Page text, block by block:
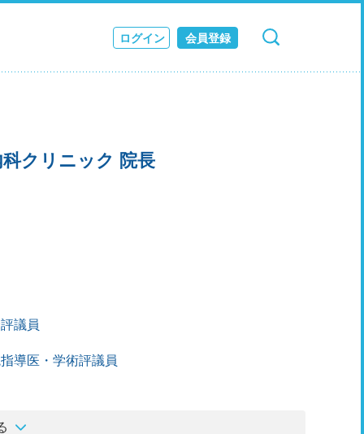
ログイン 会員登録
検索 キャンセル
クリニック 院長
議員
導医・学術評議員